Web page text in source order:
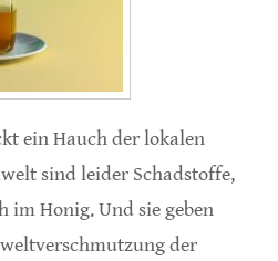
ein Hauch der lokalen
sind leider Schadstoffe,
im Honig. Und sie geben
der